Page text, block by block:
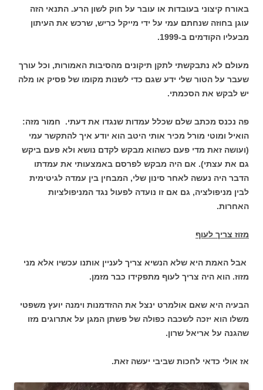
באורח קיצוני בעובדות או עובר על חוק לשון הרע. התנאי הזה
עוגן בחוזה שנחתם עמי על ידי מייקל כריש, שרכש את העיתון
מבעליו הקודמים ב-1999.
מעולם לא נתבקשתי לתקן תיקונים מהסיבות האמורות, וכל עורך
שעבר על הטור שלי ידע שגם כדי לשנות מקומו של פסיק או מלה
יש לבקש את הסכמתי.
פה נכנס מכתב שלם שכלל עמדות שנגדו את דעתי. חמור מזה:
הואיל ומוטי מורל מכיר אותי היטב הוא יודע איך להתקשר עמי
(ועושה זאת מדי פעם כשהוא מבקש לקדם נושא ולא פעם ביקש
גם את עצתי). אם היה מבקש לפרסם באמצעותי את עמדתו
הדבר היה נעשה לאחר סינון שלי, המבחין בין עמדה לגיטימית
לבין מניפולציה, גם אם זו נועדה לפעול נגד המניפולציות
האחרות.
מזוז צריך לעוף
אבל האמת היא שלא הנשיא צריך לעניין אותנו עכשיו אלא מני
מזוז. הוא היה צריך לעוף מתפקידו כבר מזמן.
הבעיה היא שאם אולמרט ינצל את ההזדמנות וימנה יועץ משפטי
משלו הוא יזכה לשכבה כפולה של פשתן המגן על אתרוגים מזו
שהגנה על אריאל שרון.
אז אולי כדאי לחכות שביבי יעשה זאת.